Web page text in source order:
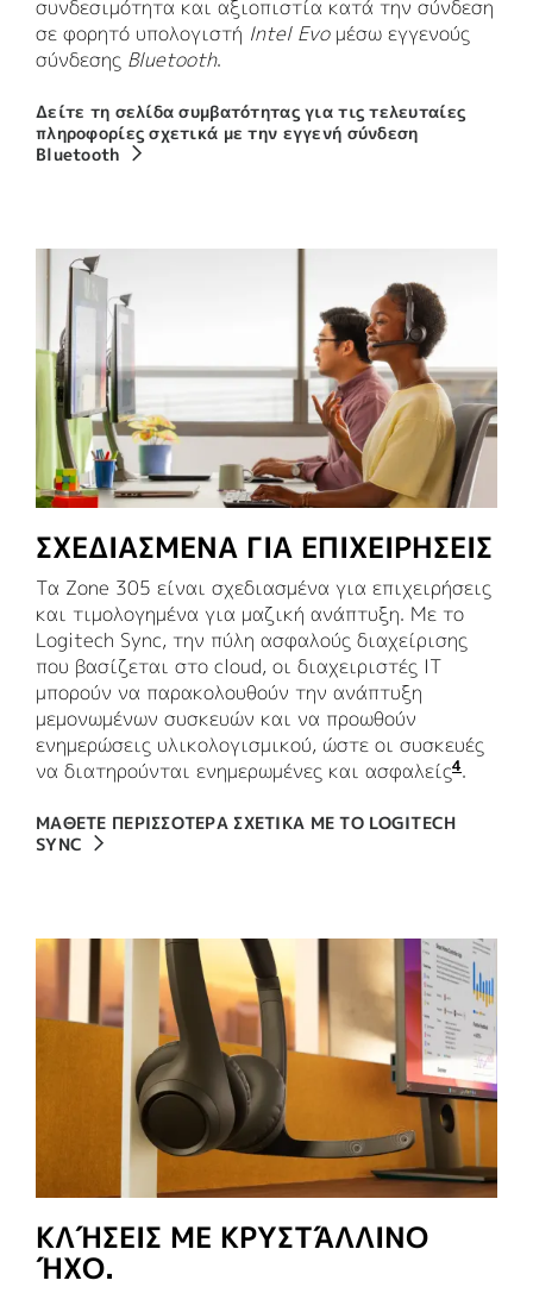
συνδεσιμότητα και αξιοπιστία κατά την σύνδεση
σε φορητό υπολογιστή Intel Evoμέσω εγγενούς
σύνδεσης Bluetooth.
Δείτε τη σελίδα συμβατότητας για τις τελευταίες
πληροφορίες σχετικά με την εγγενή σύνδεση
Bluetooth
ΣΧΕΔΙΑΣΜΕΝΑ ΓΙΑ ΕΠΙΧΕΙΡΗΣΕΙΣ
Τα Zone 305 είναι σχεδιασμένα για επιχειρήσεις
και τιμολογημένα για μαζική ανάπτυξη. Με το
Logitech Sync, την πύλη ασφαλούς διαχείρισης
που βασίζεται στο cloud, οι διαχειριστές IT
μπορούν να παρακολουθούν την ανάπτυξη
μεμονωμένων συσκευών και να προωθούν
ενημερώσεις υλικολογισμικού, ώστε οι συσκευές
να διατηρούνται ενημερωμένες και ασφαλείς4.
ΜΑΘΕΤΕ ΠΕΡΙΣΣΟΤΕΡΑ ΣΧΕΤΙΚΑ ΜΕ ΤΟ LOGITECH
SYNC
ΚΛΉΣΕΙΣ ΜΕ ΚΡΥΣΤΆΛΛΙΝΟ
ΉΧΟ.